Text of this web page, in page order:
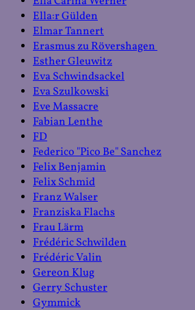
Ella:r Gülden
Elmar Tannert
Erasmus zu Rövershagen
Esther Gleuwitz
Eva Schwindsackel
Eva Szulkowski
Eve Massacre
Fabian Lenthe
FD
Federico "Pico Be" Sanchez
Felix Benjamin
Felix Schmid
Franz Walser
Franziska Flachs
Frau Lärm
Frédéric Schwilden
Frédéric Valin
Gereon Klug
Gerry Schuster
Gymmick